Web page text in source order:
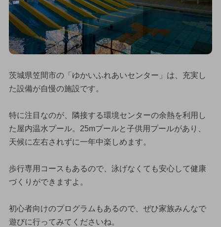
茨城県笠間市の「ゆかいふれあいセンター」は、充実し
た設備が自慢の施設です。
特に注目なのが、隣接する環境センターの余熱を利用し
た屋内温水プール。25mプールと子供用プールがあり、
天候に左右されずに一年中楽しめます。
歩行専用コースもあるので、泳げなくても安心して健康
づくりができますよ。
初心者向けのプログラムもあるので、ぜひ家族みんなで
遊びに行ってみてくださいね。